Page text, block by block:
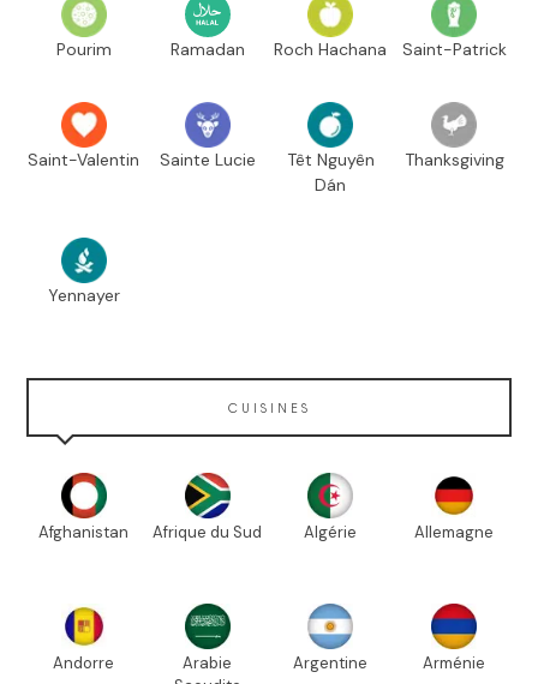
Pourim Ramadan Roch Hachana Saint-Patrick
Saint-Valentin Sainte Lucie
Têt Nguyên
Dán
Thanksgiving
Yennayer
CUISINES
Afghanistan Afrique du Sud Algérie Allemagne
Andorre
Arabie
Argentine Arménie